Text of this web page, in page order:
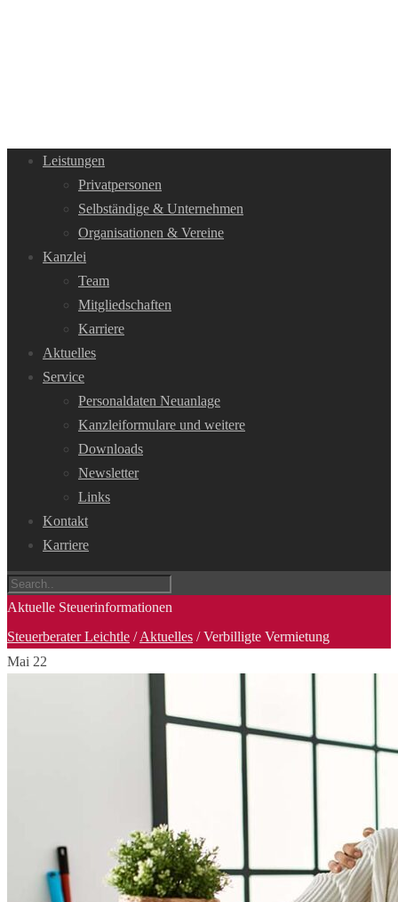
Leistungen
Privatpersonen
Selbständige & Unternehmen
Organisationen & Vereine
Kanzlei
Team
Mitgliedschaften
Karriere
Aktuelles
Service
Personaldaten Neuanlage
Kanzleiformulare und weitere
Downloads
Newsletter
Links
Kontakt
Karriere
Aktuelle Steuerinformationen
Steuerberater Leichtle /Aktuelles /Verbilligte Vermietung
Mai 22